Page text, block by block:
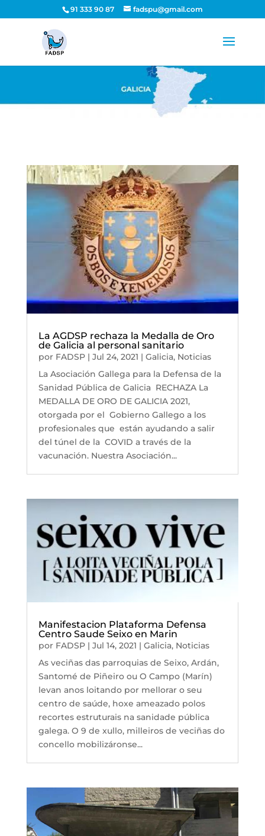
91 333 90 87 fadspu@gmail.com
La AGDSP rechaza la Medalla de Oro
de Galicia al personal sanitario
por FADSP| Jul 24, 2021 | Galicia, Noticias
La Asociación Gallega para la Defensa de la
Sanidad Pública de Galicia RECHAZA La
MEDALLA DE ORO DE GALICIA 2021,
otorgada por el Gobierno Gallego a los
profesionales que están ayudando a salir
del túnel de la COVID a través de la
vacunación. Nuestra Asociación...
Manifestacion Plataforma Defensa
Centro Saude Seixo en Marin
por FADSP| Jul 14, 2021 | Galicia, Noticias
As veciñas das parroquias de Seixo, Ardán,
Santomé de Piñeiro ou O Campo (Marín)
levan anos loitando por mellorar o seu
centro de saúde, hoxe ameazado polos
recortes estruturais na sanidade pública
galega. O 9 de xullo, milleiros de veciñas do
concello mobilizáronse...